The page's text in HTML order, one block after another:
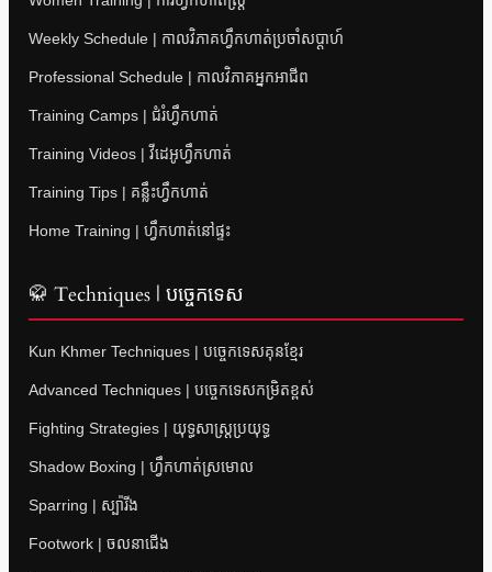
Weekly Schedule | កាលវិភាគហ្វឹកហាត់ប្រចាំសប្តាហ៍
Professional Schedule | កាលវិភាគអ្នកអាជីព
Training Camps | ជំរំហ្វឹកហាត់
Training Videos | វីដេអូហ្វឹកហាត់
Training Tips | គន្លឹះហ្វឹកហាត់
Home Training | ហ្វឹកហាត់នៅផ្ទះ
🥋 Techniques | បច្ចេកទេស
Kun Khmer Techniques | បច្ចេកទេសគុនខ្មែរ
Advanced Techniques | បច្ចេកទេសកម្រិតខ្ពស់
Fighting Strategies | យុទ្ធសាស្ត្រប្រយុទ្ធ
Shadow Boxing | ហ្វឹកហាត់ស្រមោល
Sparring | ស្ប៉ារីង
Footwork | ចលនាជើង